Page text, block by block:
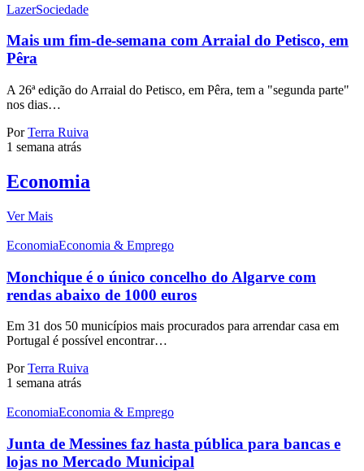
LazerSociedade
Mais um fim-de-semana com Arraial do Petisco, em
Pêra
A 26ª edição do Arraial do Petisco, em Pêra, tem a "segunda parte"
nos dias…
Por Terra Ruiva
1 semana atrás
Economia
Ver Mais
EconomiaEconomia & Emprego
Monchique é o único concelho do Algarve com
rendas abaixo de 1000 euros
Em 31 dos 50 municípios mais procurados para arrendar casa em
Portugal é possível encontrar…
Por Terra Ruiva
1 semana atrás
EconomiaEconomia & Emprego
Junta de Messines faz hasta pública para bancas e
lojas no Mercado Municipal